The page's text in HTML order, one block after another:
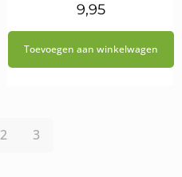
9,95
Toevoegen aan winkelwagen
2 3